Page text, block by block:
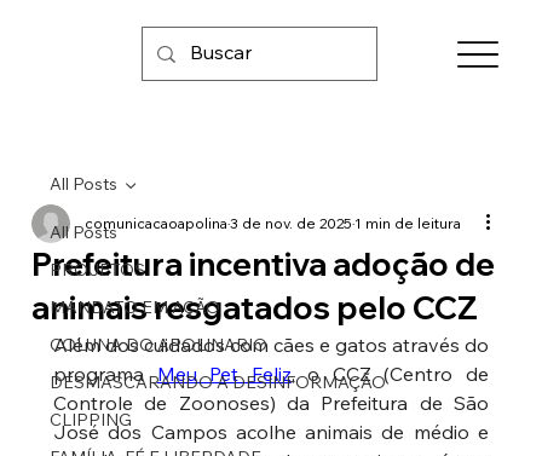
All Posts
PROJETOS
MANDATO EM AÇÃO
COLUNA DO APOLINARIO
DESMASCARANDO A DESINFORMAÇÃO
CLIPPING
All Posts
Prefeitura incentiva adoção de
animais resgatados pelo CCZ
comunicacaoapolina3 de nov. de 20251 min de leitura
Além dos cuidados com cães e gatos através do
programa Meu Pet Feliz, o CCZ (Centro de
Controle de Zoonoses) da Prefeitura de São
José dos Campos acolhe animais de médio e